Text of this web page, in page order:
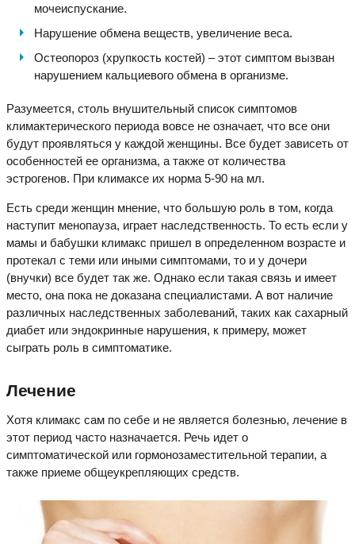
мочеиспускание.
Нарушение обмена веществ, увеличение веса.
Остеопороз (хрупкость костей) – этот симптом вызван
нарушением кальциевого обмена в организме.
Разумеется, столь внушительный список симптомов
климактерического периода вовсе не означает, что все они
будут проявляться у каждой женщины. Все будет зависеть от
особенностей ее организма, а также от количества
эстрогенов. При климаксе их норма 5-90 на мл.
Есть среди женщин мнение, что большую роль в том, когда
наступит менопауза, играет наследственность. То есть если у
мамы и бабушки климакс пришел в определенном возрасте и
протекал с теми или иными симптомами, то и у дочери
(внучки) все будет так же. Однако если такая связь и имеет
место, она пока не доказана специалистами. А вот наличие
различных наследственных заболеваний, таких как сахарный
диабет или эндокринные нарушения, к примеру, может
сыграть роль в симптоматике.
Лечение
Хотя климакс сам по себе и не является болезнью, лечение в
этот период часто назначается. Речь идет о
симптоматической или гормонозаместительной терапии, а
также приеме общеукрепляющих средств.